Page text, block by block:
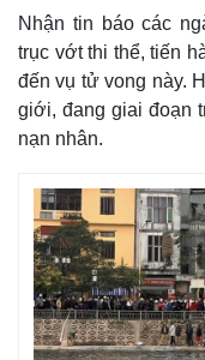
Nhận tin báo các
trục vớt thi thể, tiến
đến vụ tử vong này.
giới, đang giai đoạn
nạn nhân.